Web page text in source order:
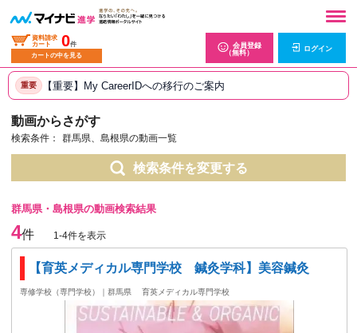
資料請求
カート
0件
カートの中を見る
会員登録
（無料）
ログイン
重要 【重要】My CareerIDへの移行のご案内
動画からさがす
検索条件： 群馬県、島根県の動画一覧
検索条件を変更する
群馬県・島根県の動画検索結果
4件 1-4件を表示
【育英メディカル専門学校 鍼灸学科】美容鍼灸
専修学校（専門学校）｜群馬県 育英メディカル専門学校